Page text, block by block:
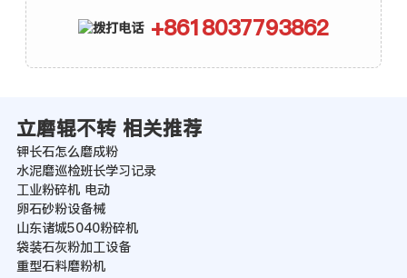
+8618037793862
立磨辊不转 相关推荐
钾长石怎么磨成粉
水泥磨巡检班长学习记录
工业粉碎机 电动
卵石砂粉设备械
山东诸城5040粉碎机
袋装石灰粉加工设备
重型石料磨粉机